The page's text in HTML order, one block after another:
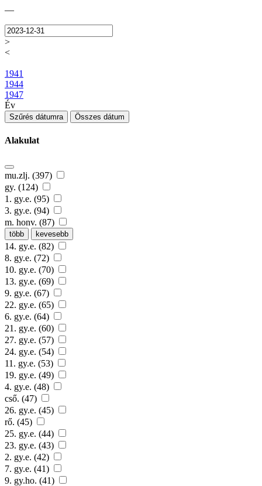
—
>
<
1941
1944
1947
Év
Szűrés dátumra Összes dátum
Alakulat
mu.zlj. (397)
gy. (124)
1. gy.e. (95)
3. gy.e. (94)
m. honv. (87)
több kevesebb
14. gy.e. (82)
8. gy.e. (72)
10. gy.e. (70)
13. gy.e. (69)
9. gy.e. (67)
22. gy.e. (65)
6. gy.e. (64)
21. gy.e. (60)
27. gy.e. (57)
24. gy.e. (54)
11. gy.e. (53)
19. gy.e. (49)
4. gy.e. (48)
cső. (47)
26. gy.e. (45)
rő. (45)
25. gy.e. (44)
23. gy.e. (43)
2. gy.e. (42)
7. gy.e. (41)
9. gy.ho. (41)